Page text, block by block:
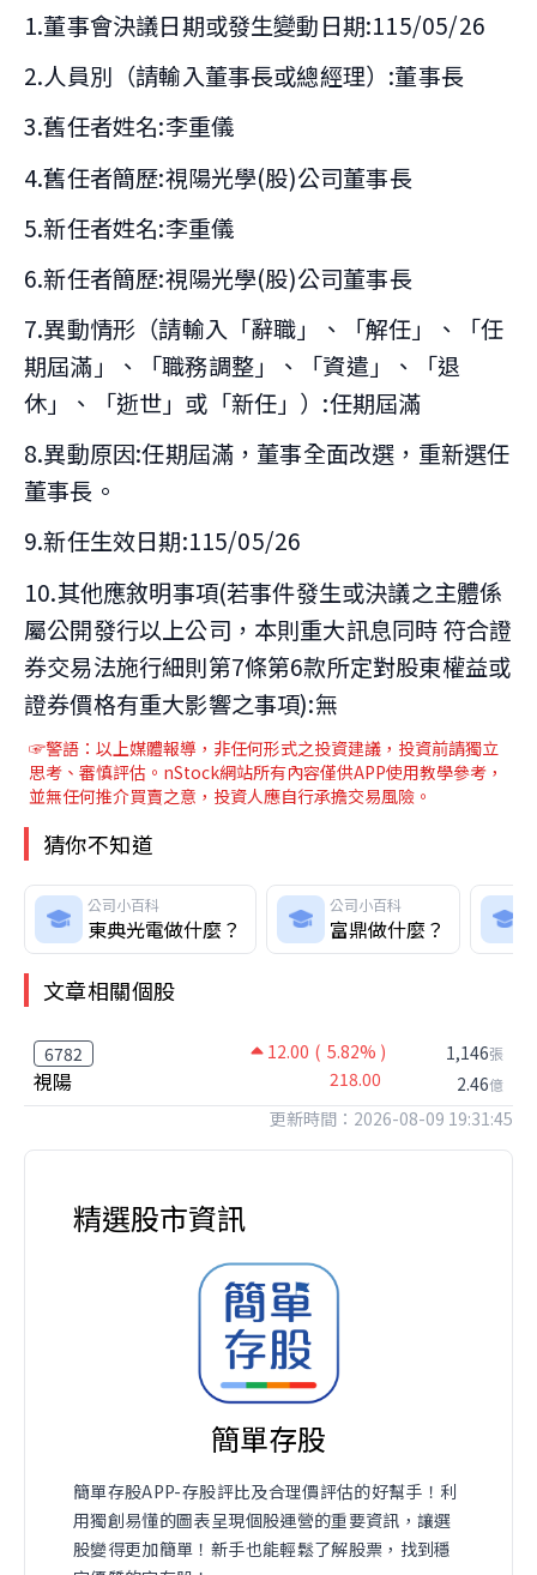
1.董事會決議日期或發生變動日期:115/05/26
2.人員別（請輸入董事長或總經理）:董事長
3.舊任者姓名:李重儀
4.舊任者簡歷:視陽光學(股)公司董事長
5.新任者姓名:李重儀
6.新任者簡歷:視陽光學(股)公司董事長
7.異動情形（請輸入「辭職」、「解任」、「任
期屆滿」、「職務調整」、「資遣」、「退
休」、「逝世」或「新任」）:任期屆滿
8.異動原因:任期屆滿，董事全面改選，重新選任
董事長。
9.新任生效日期:115/05/26
10.其他應敘明事項(若事件發生或決議之主體係
屬公開發行以上公司，本則重大訊息同時 符合證
券交易法施行細則第7條第6款所定對股東權益或
證券價格有重大影響之事項):無
☞警語：以上媒體報導 ，非任何形式之投資建議，投資前請獨立
思考、審慎評估。nStock網站所有內容僅供APP使用教學參考，
並無任何推介買賣之意，投資人應自行承擔交易風險。
猜你不知道
公司小百科
東典光電做什麼？
公司小百科
富鼎做什麼？
文章相關個股
6782 12.00 ( 5.82% )
視陽 218.00
1,146張
2.46億
更新時間：2026-08-09 19:31:45
精選股市資訊
簡單存股
簡單存股APP-存股評比及合理價評估的好幫手！利
用獨創易懂的圖表呈現個股運營的重要資訊，讓選
股變得更加簡單！新手也能輕鬆了解股票，找到穩